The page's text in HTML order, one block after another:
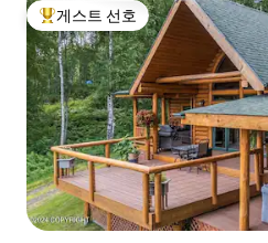
상위 게스트 선호
게스트 선호